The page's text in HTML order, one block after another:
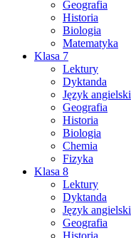
Geografia
Historia
Biologia
Matematyka
Klasa 7
Lektury
Dyktanda
Język angielski
Geografia
Historia
Biologia
Chemia
Fizyka
Klasa 8
Lektury
Dyktanda
Język angielski
Geografia
Historia